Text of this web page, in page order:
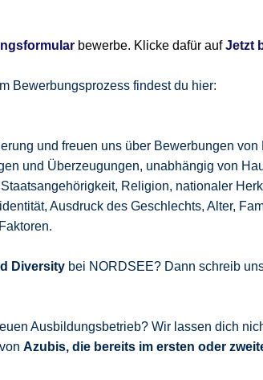
bewerbe. Klicke dafür aufJetzt
Bewerbungsprozess findest du hier:
und freuen uns über Bewerbungen von
und Überzeugungen, unabhängig von
Religion, nationaler
Ausdruck des Geschlechts, Alter,
Diversity bei NORDSEE? Dann schreib
Ausbildungsbetrieb? Wir lassen dich
Azubis, die bereits im ersten oder